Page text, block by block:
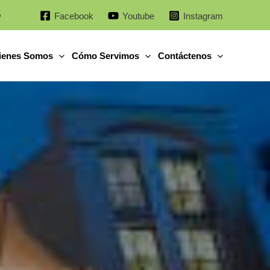
Facebook Youtube Instagram
Somos Cómo Servimos Contáctenos